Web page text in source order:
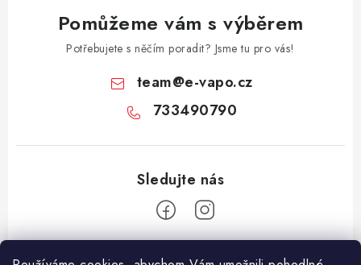
Pomůžeme vám s výběrem
Potřebujete s něčím poradit? Jsme tu pro vás!
team@e-vapo.cz
733490790